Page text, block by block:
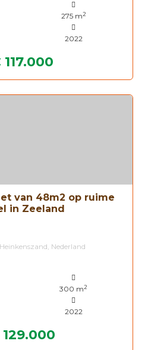
275 m2
2022
van 48m2 op ruime
in Zeeland
Nederland
300 m2
2022